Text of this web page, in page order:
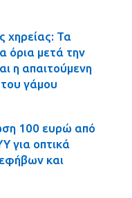
χηρείας: Τα
όρια μετά την
η απαιτούμενη
του γάμου
100 ευρώ από
για οπτικά
και